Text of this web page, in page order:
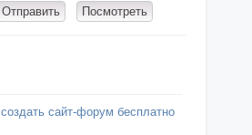
создать сайт-форум бесплатно